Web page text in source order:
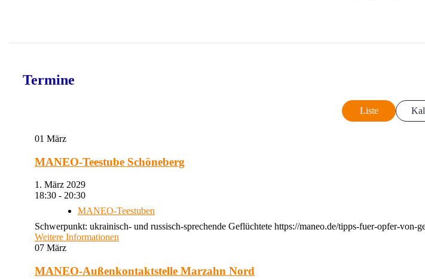
Termine
Liste
01 März
MANEO-Teestube Schöneberg
1. März 2029
18:30 - 20:30
MANEO-Teestuben
Schwerpunkt: ukrainisch- und russisch-sprechende Geflüchtete https://maneo.de/tipps-fuer-opfer-von-
Weitere Informationen
07 März
MANEO-Außenkontaktstelle Marzahn Nord